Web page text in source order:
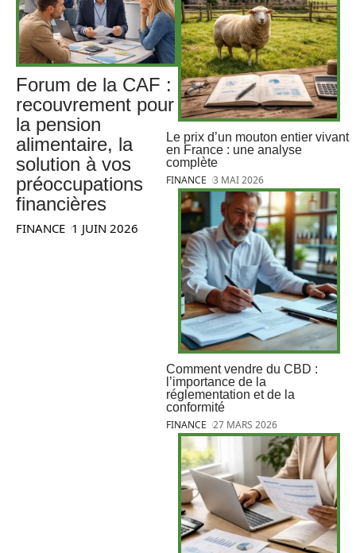
Forum de la CAF :
recouvrement pour
la pension
alimentaire, la
solution à vos
préoccupations
financières
FINANCE 1 JUIN 2026
Le prix d’un mouton entier vivant
en France : une analyse
complète
FINANCE 3 MAI 2026
Comment vendre du CBD :
l’importance de la
réglementation et de la
conformité
FINANCE 27 MARS 2026